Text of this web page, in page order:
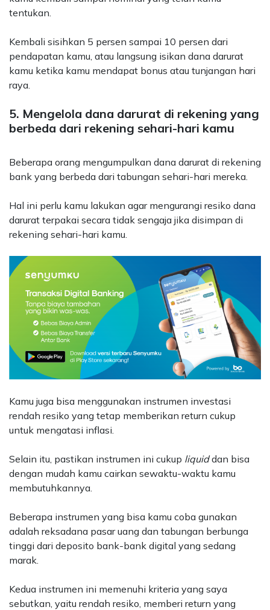
tentukan.
Kembali sisihkan 5 persen sampai 10 persen dari
pendapatan kamu, atau langsung isikan dana darurat
kamu ketika kamu mendapat bonus atau tunjangan hari
raya.
5. Mengelola dana darurat di rekening yang
berbeda dari rekening sehari-hari kamu
Beberapa orang mengumpulkan dana darurat di rekening
bank yang berbeda dari tabungan sehari-hari mereka.
Hal ini perlu kamu lakukan agar mengurangi resiko dana
darurat terpakai secara tidak sengaja jika disimpan di
rekening sehari-hari kamu.
Kamu juga bisa menggunakan instrumen investasi
rendah resiko yang tetap memberikan return cukup
untuk mengatasi inflasi.
Selain itu, pastikan instrumen ini cukup liquiddan bisa
dengan mudah kamu cairkan sewaktu-waktu kamu
membutuhkannya.
Beberapa instrumen yang bisa kamu coba gunakan
adalah reksadana pasar uang dan tabungan berbunga
tinggi dari deposito bank-bank digital yang sedang
marak.
Kedua instrumen ini memenuhi kriteria yang saya
sebutkan, yaitu rendah resiko, memberi return yang